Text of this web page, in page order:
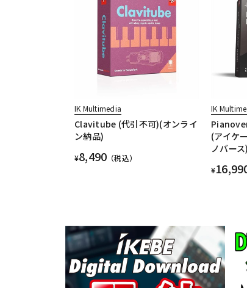
IK Multimedia
Clavitube (代引不可)(オンライ
ン納品)
¥8,490 （税込）
IK
(アイケ
ノバー
¥